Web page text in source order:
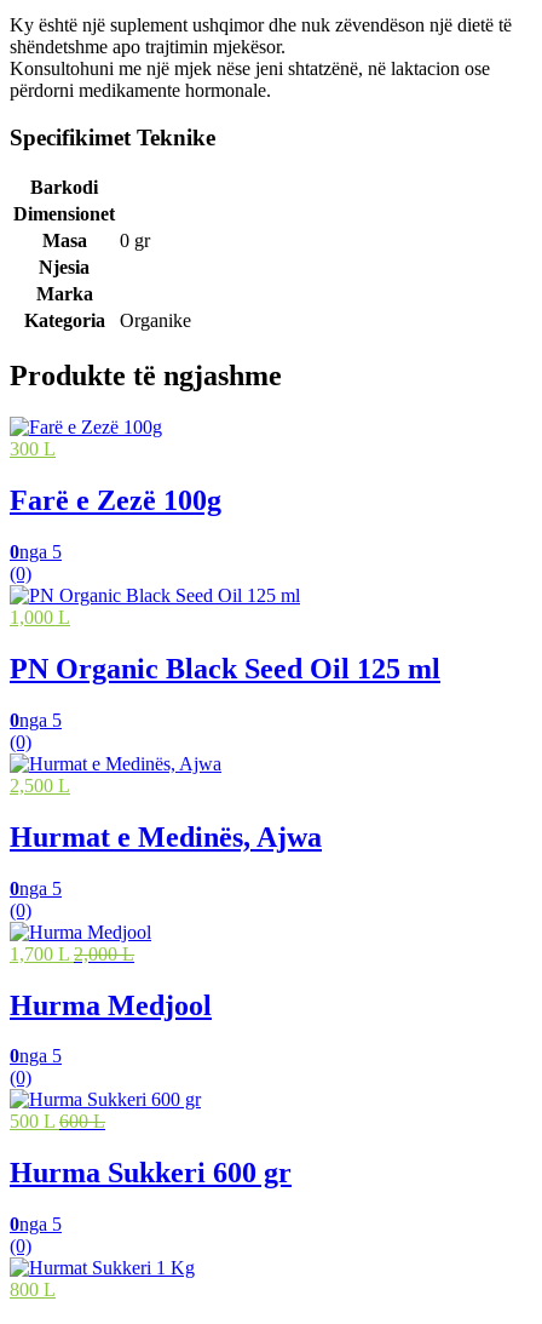
Ky është një suplement ushqimor dhe nuk zëvendëson një dietë të
shëndetshme apo trajtimin mjekësor.
Konsultohuni me një mjek nëse jeni shtatzënë, në laktacion ose
përdorni medikamente hormonale.
Specifikimet Teknike
Barkodi
Dimensionet
Masa
0 gr
Njesia
Marka
Kategoria
Organike
Produkte të ngjashme
300 L
Farë e Zezë 100g
0nga 5
(0)
1,000 L
PN Organic Black Seed Oil 125 ml
0nga 5
(0)
2,500 L
Hurmat e Medinës, Ajwa
0nga 5
(0)
1,700 L 2,000 L
Hurma Medjool
0nga 5
(0)
500 L 600 L
Hurma Sukkeri 600 gr
0nga 5
(0)
800 L